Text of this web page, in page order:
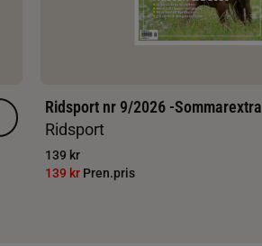
Ridsport nr 9/2026 -Sommarextra
Ridsport
139 kr
139 kr Pren.pris